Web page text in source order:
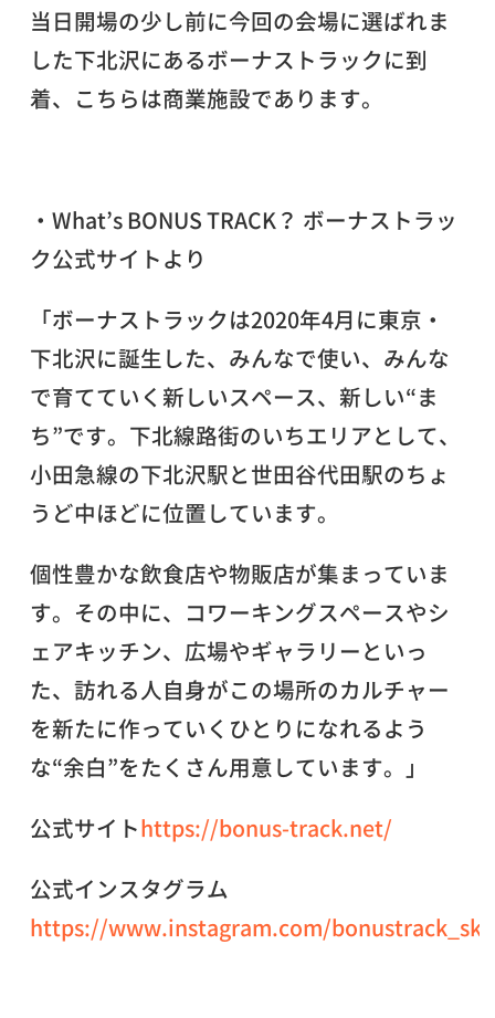
当日開場の少し前に今回の会場に選ばれま
した下北沢にあるボーナストラックに到
着、こちらは商業施設であります。
・What’s BONUS TRACK？ ボーナストラッ
ク公式サイトより
「ボーナストラックは2020年4月に東京・
下北沢に誕生した、みんなで使い、みんな
で育てていく新しいスペース、新しい“ま
ち”です。下北線路街のいちエリアとして、
小田急線の下北沢駅と世田谷代田駅のちょ
うど中ほどに位置しています。
個性豊かな飲食店や物販店が集まっていま
す。その中に、コワーキングスペースやシ
ェアキッチン、広場やギャラリーといっ
た、訪れる人自身がこの場所のカルチャー
を新たに作っていくひとりになれるよう
な“余白”をたくさん用意しています。」
公式サイトhttps://bonus-track.net/
公式インスタグラム
https://www.instagram.com/